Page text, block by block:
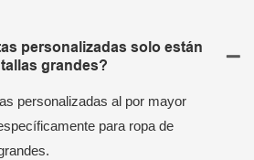
personalizadas solo están
grandes?
personalizadas al por mayor
para ropa de